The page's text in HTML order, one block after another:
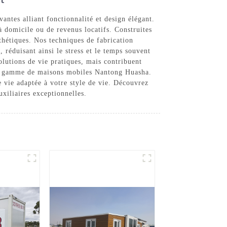
alliant fonctionnalité et design élégant.
domicile ou de revenus locatifs. Construites
Nos techniques de fabrication
ainsi le stress et le temps souvent
de vie pratiques, mais contribuent
de maisons mobiles Nantong Huasha.
vie adaptée à votre style de vie. Découvrez
exceptionnelles.